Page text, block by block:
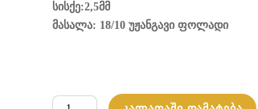
სისქე:2,5მმ
მასალა: 18/10 უჟანგავი ფოლადი
რაოდენობა: